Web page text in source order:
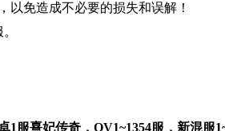
以免造成不必要的损失和误解！
1服熹妃传奇，OV1~1354服，新混服